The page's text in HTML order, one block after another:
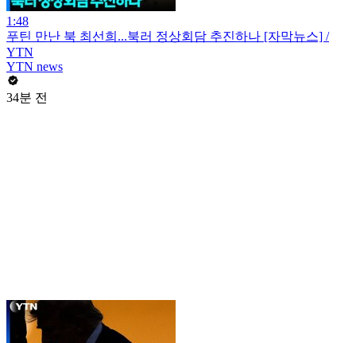
1:48
푸틴 만난 북 최선희...북러 정상회담 추진하나 [자막뉴스] /
YTN
YTN news
34분 전